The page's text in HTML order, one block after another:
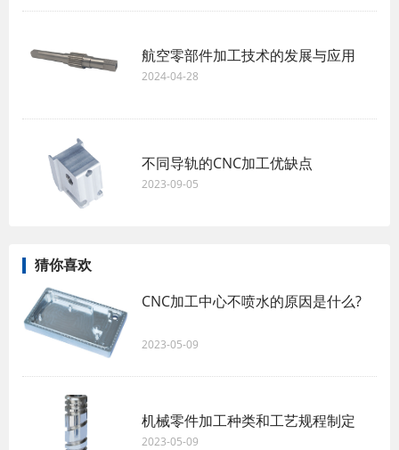
航空零部件加工技术的发展与应用
2024-04-28
不同导轨的CNC加工优缺点
2023-09-05
猜你喜欢
CNC加工中心不喷水的原因是什么?
2023-05-09
机械零件加工种类和工艺规程制定
2023-05-09